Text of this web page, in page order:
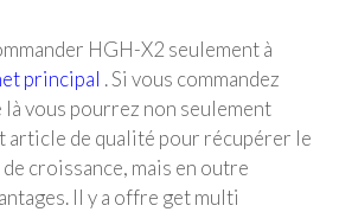
HGH-X2 seulement à
principal . Si vous commandez
vous pourrez non seulement
article de qualité pour récupérer le
de croissance, mais en outre
Il y a offre get multi